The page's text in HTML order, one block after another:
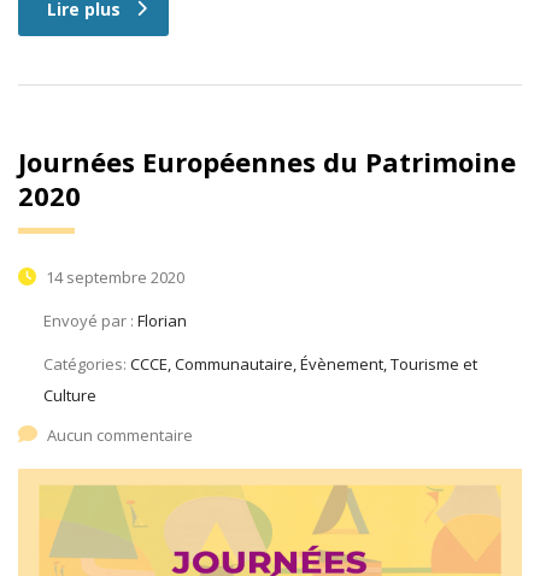
Lire plus
Journées Européennes du Patrimoine
2020
14 septembre 2020
Envoyé par : Florian
Catégories: CCCE, Communautaire, Évènement, Tourisme et
Culture
Aucun commentaire